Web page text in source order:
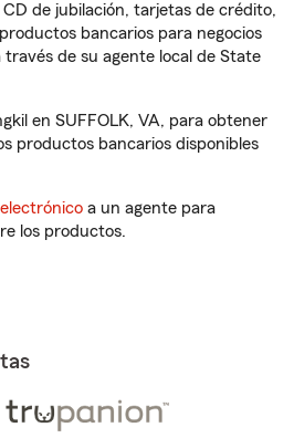
de jubilación, tarjetas de crédito,
bancarios para negocios
través de su agente local de State
en SUFFOLK, VA, para obtener
productos bancarios disponibles
a un agente para
los productos.